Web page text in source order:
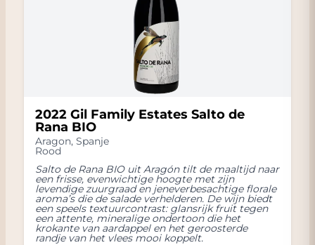
2022 Gil Family Estates Salto de
Rana BIO
Aragon, Spanje
Rood
Salto de Rana BIO uit Aragón tilt de maaltijd naar
een frisse, evenwichtige hoogte met zijn
levendige zuurgraad en jeneverbesachtige florale
aroma’s die de salade verhelderen. De wijn biedt
een speels textuurcontrast: glansrijk fruit tegen
een attente, mineralige ondertoon die het
krokante van aardappel en het geroosterde
randje van het vlees mooi koppelt.